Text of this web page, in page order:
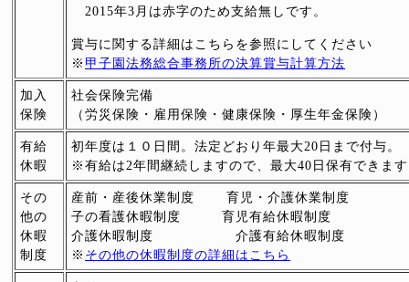
2015年3月は赤字のため支給無しです。
賞与に関する詳細はこちらを参照にしてください
※ 甲子園法務総合事務所の決算賞与計算方法
加入
保険
社会保険完備
（労災保険・雇用保険・健康保険・厚生年金保険）
有給
休暇
初年度は１０日間。法定どおり年最大20日まで付与。
※有給は2年間継続しますので、最大40日保有できま
その
他の
休暇
制度
産前・産後休業制度 育児・介護休業制度
子の看護休暇制度 育児有給休暇制度
介護休暇制度 介護有給休暇制度
※ その他の休暇制度の詳細はこちら